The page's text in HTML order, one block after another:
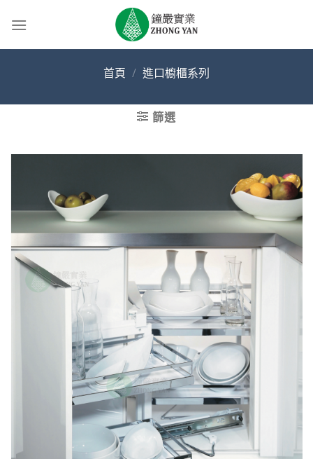
首頁 / 進口櫥櫃系列
篩選